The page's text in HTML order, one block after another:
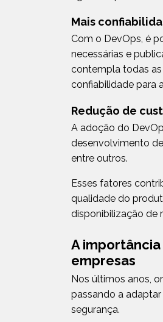
Mais
Com o DevOps, é
necessárias e
contempla todas
confiabilidade para
Redução de
A adoção do
desenvolvimento
entre outros.
Esses fatores
qualidade do
disponibilização de
A
empresas
Nos últimos anos,
passando a
segurança.